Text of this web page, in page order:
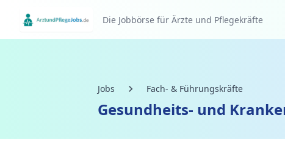
Die Jobbörse für Ärzte und Pflegekräfte
Jobs Fach- & Führungskräfte
Gesundheits- und